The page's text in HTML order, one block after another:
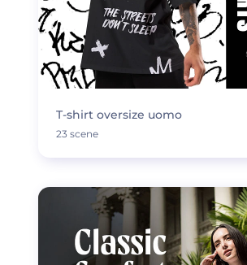
T-shirt oversize uomo
23 scene